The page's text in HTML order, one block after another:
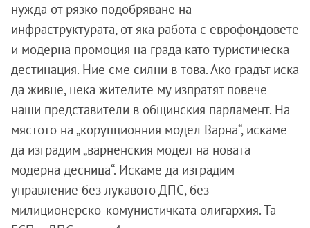
нужда от рязко подобряване на
инфраструктурата, от яка работа с еврофондовете
и модерна промоция на града като туристическа
дестинация. Ние сме силни в това. Ако градът иска
да живне, нека жителите му изпратят повече
наши представители в общинския парламент. На
мястото на „корупционния модел Варна“, искаме
да изградим „варненския модел на новата
модерна десница“. Искаме да изградим
управление без лукавото ДПС, без
милиционерско-комунистичката олигархия. Та